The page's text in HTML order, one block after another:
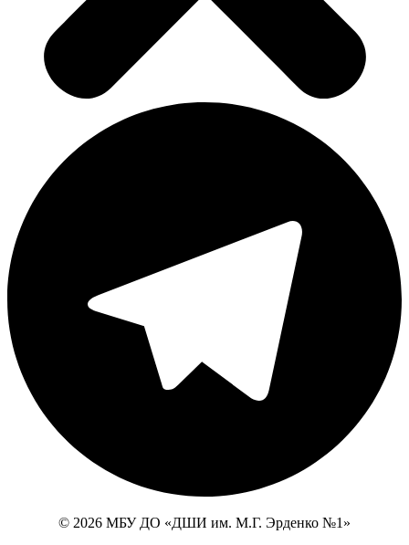
© 2026 МБУ ДО «ДШИ им. М.Г. Эрденко №1»